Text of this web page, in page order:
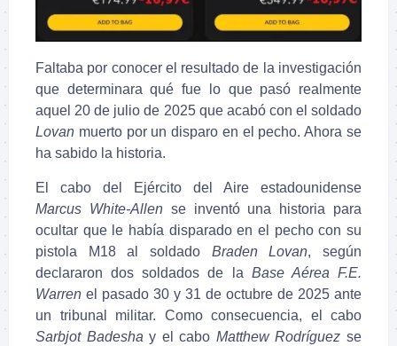
Faltaba por conocer el resultado de la investigación
que determinara qué fue lo que pasó realmente
aquel 20 de julio de 2025 que acabó con el soldado
Lovan muerto por un disparo en el pecho. Ahora se
ha sabido la historia.
El cabo del Ejército del Aire estadounidense
Marcus White-Allense inventó una historia para
ocultar que le había disparado en el pecho con su
pistola M18 al soldado Braden Lovan, según
declararon dos soldados de la Base Aérea F.E.
Warren el pasado 30 y 31 de octubre de 2025 ante
un tribunal militar. Como consecuencia, el cabo
Sarbjot Badesha y el cabo Matthew Rodríguez se